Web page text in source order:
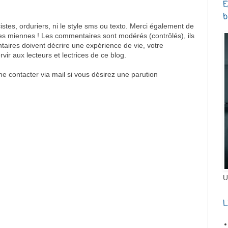
orduriers, ni le style sms ou texto. Merci également de
miennes ! Les commentaires sont modérés (contrôlés), ils
doivent décrire une expérience de vie, votre
aux lecteurs et lectrices de ce blog.
contacter via mail si vous désirez une parution